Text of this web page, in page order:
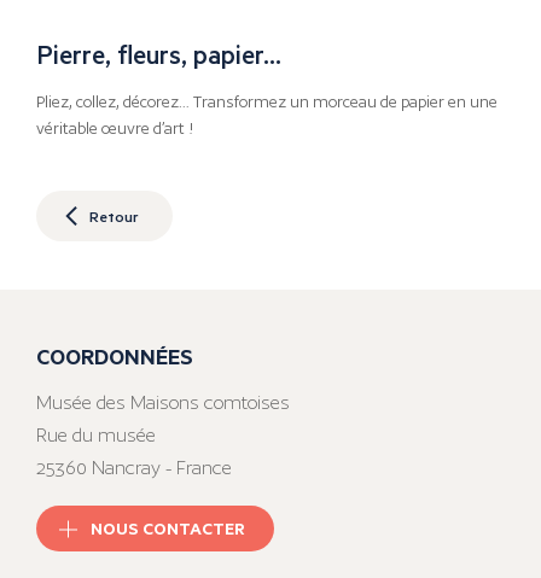
Pierre, fleurs, papier…
Pliez, collez, décorez… Transformez un morceau de papier en une
véritable œuvre d’art !
Retour
COORDONNÉES
Musée des Maisons comtoises
Rue du musée
25360 Nancray - France
NOUS CONTACTER